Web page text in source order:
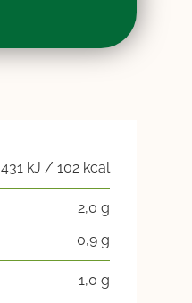
431 kJ / 102 kcal
2,0 g
0,9 g
1,0 g